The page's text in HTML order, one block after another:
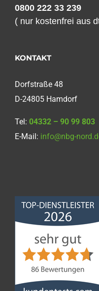
0800 222 33 239
( nur kostenfrei aus
KONTAKT
Dorfstraße 48
D-24805 Hamdorf
Tel: 04332 – 90 99 803
E-Mail: info@nbg-
Norddeutsche
Bauabdichtungsgesellschaft
mbH
von 5
86Bewertungen